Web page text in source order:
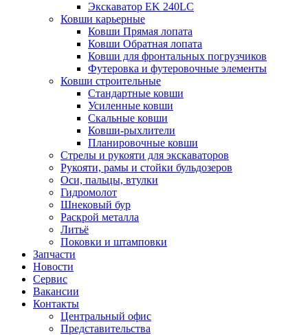
Экскаватор EK 240LC
Ковши карьерные
Ковши Прямая лопата
Ковши Обратная лопата
Ковши для фронтальных погрузчиков
Футеровка и футеровочные элементы
Ковши строительные
Стандартные ковши
Усиленные ковши
Скальные ковши
Ковши-рыхлители
Планировочные ковши
Стрелы и рукояти для экскаваторов
Рукояти, рамы и стойки бульдозеров
Оси, пальцы, втулки
Гидромолот
Шнековый бур
Раскрой металла
Литьё
Поковки и штамповки
Запчасти
Новости
Сервис
Вакансии
Контакты
Центральный офис
Представительства